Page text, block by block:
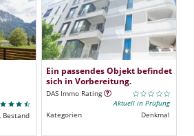
Bestand
Ein passendes Objekt befindet
sich in Vorbereitung.
DAS Immo Rating
Aktuell in Prüfung
Kategorien
Denkmal